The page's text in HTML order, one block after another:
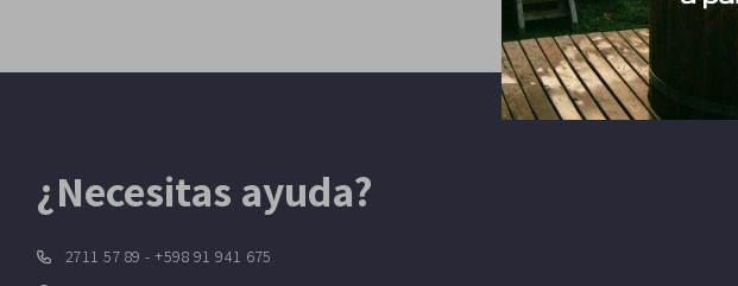
¿Necesitas ayuda?
2711 57 89 - +598 91 941 675